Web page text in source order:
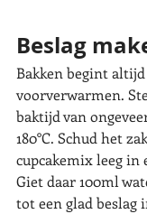
Beslag
Bakken begint
voorverwarmen.
baktijd van
180°C. Schud het
cupcakemix leeg in
Giet daar 100ml
tot een glad beslag